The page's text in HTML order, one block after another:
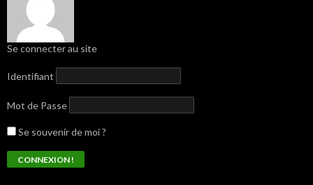
Se connecter au site
Identifiant
Mot de Passe
Se souvenir de moi ?